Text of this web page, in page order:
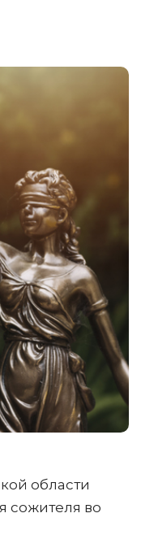
области
сожителя во